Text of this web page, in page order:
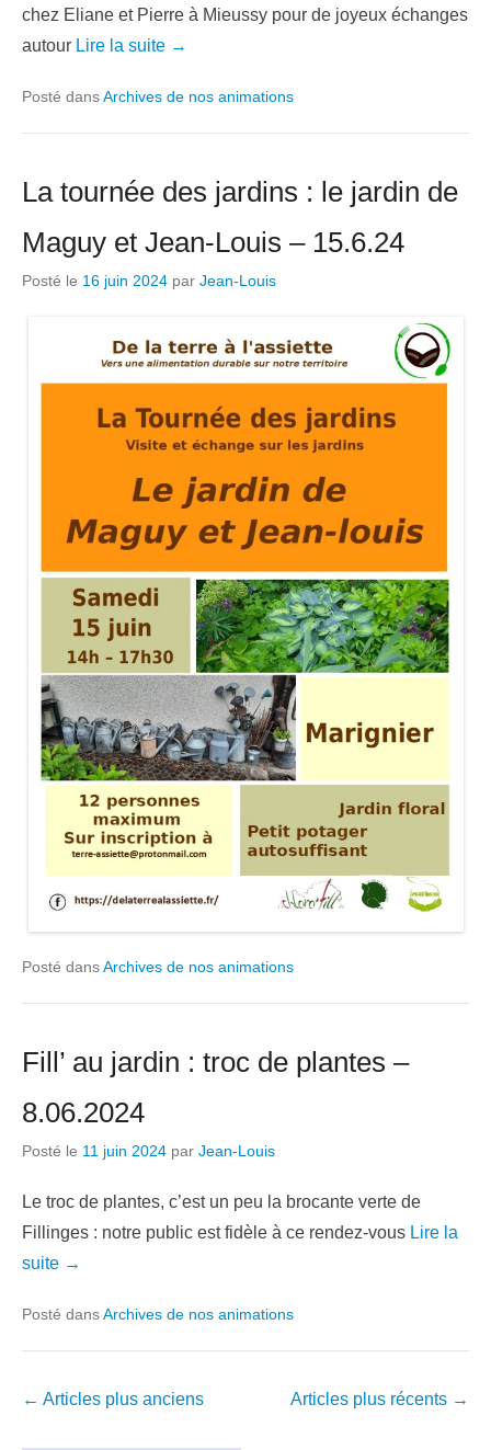
chez Eliane et Pierre à Mieussy pour de joyeux échanges
autour Lire la suite →
Posté dansArchives de nos animations
La tournée des jardins : le jardin de
Maguy et Jean-Louis – 15.6.24
Posté le 16 juin 2024 par Jean-Louis
Posté dansArchives de nos animations
Fill’ au jardin : troc de plantes –
8.06.2024
Posté le 11 juin 2024 par Jean-Louis
Le troc de plantes, c’est un peu la brocante verte de
Fillinges : notre public est fidèle à ce rendez-vous Lire la
suite →
Posté dansArchives de nos animations
Navigation
← Articles plus anciens Articles plus récents →